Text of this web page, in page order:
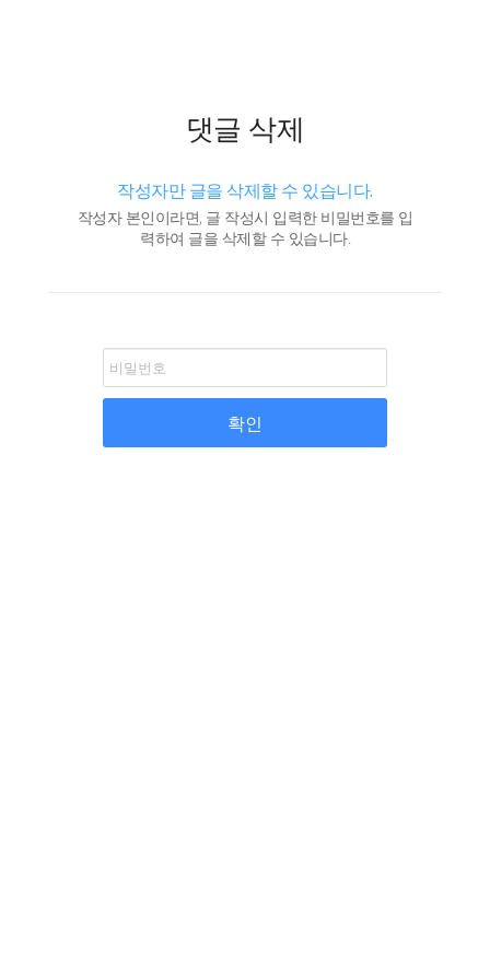
댓글 삭제
작성자만 글을 삭제할 수 있습니다.
작성자 본인이라면, 글 작성시 입력한 비밀번호를 입
력하여 글을 삭제할 수 있습니다.